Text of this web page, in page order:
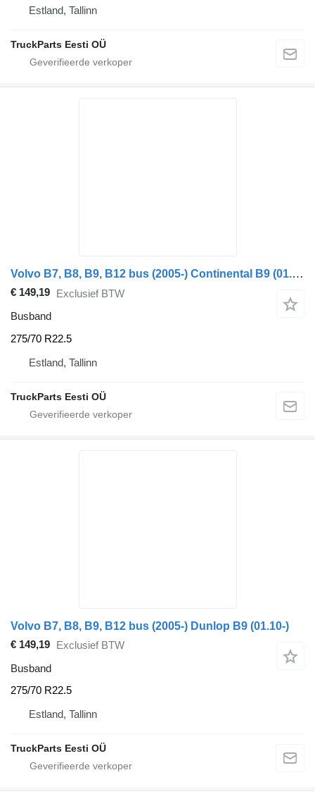
Estland, Tallinn
TruckParts Eesti OÜ
Volvo B7, B8, B9, B12 bus (2005-) Continental B9 (01.10-)
€ 149,19 Exclusief BTW
Busband
275/70 R22.5
Estland, Tallinn
TruckParts Eesti OÜ
Volvo B7, B8, B9, B12 bus (2005-) Dunlop B9 (01.10-)
€ 149,19 Exclusief BTW
Busband
275/70 R22.5
Estland, Tallinn
TruckParts Eesti OÜ